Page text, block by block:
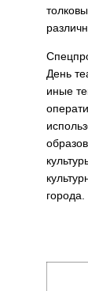
День
иные
города.